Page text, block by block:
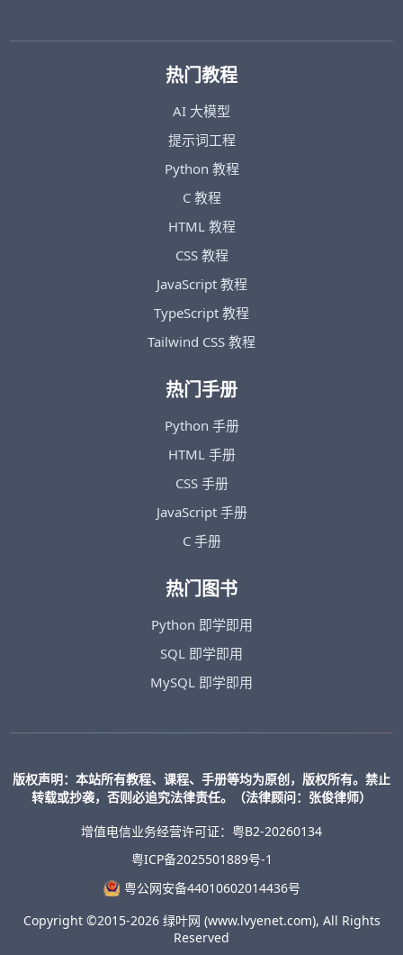
热门教程
AI 大模型
提示词工程
Python 教程
C 教程
HTML 教程
CSS 教程
JavaScript 教程
TypeScript 教程
Tailwind CSS 教程
热门手册
Python 手册
HTML 手册
CSS 手册
JavaScript 手册
C 手册
热门图书
Python 即学即用
SQL 即学即用
MySQL 即学即用
版权声明：本站所有教程、课程、手册等均为原创，版权所有。禁止
转载或抄袭，否则必追究法律责任。（法律顾问：张俊律师）
增值电信业务经营许可证：粤B2-20260134
粤ICP备2025501889号-1
粤公网安备44010602014436号
Copyright ©2015-2026 绿叶网 (www.lvyenet.com), All Rights
Reserved